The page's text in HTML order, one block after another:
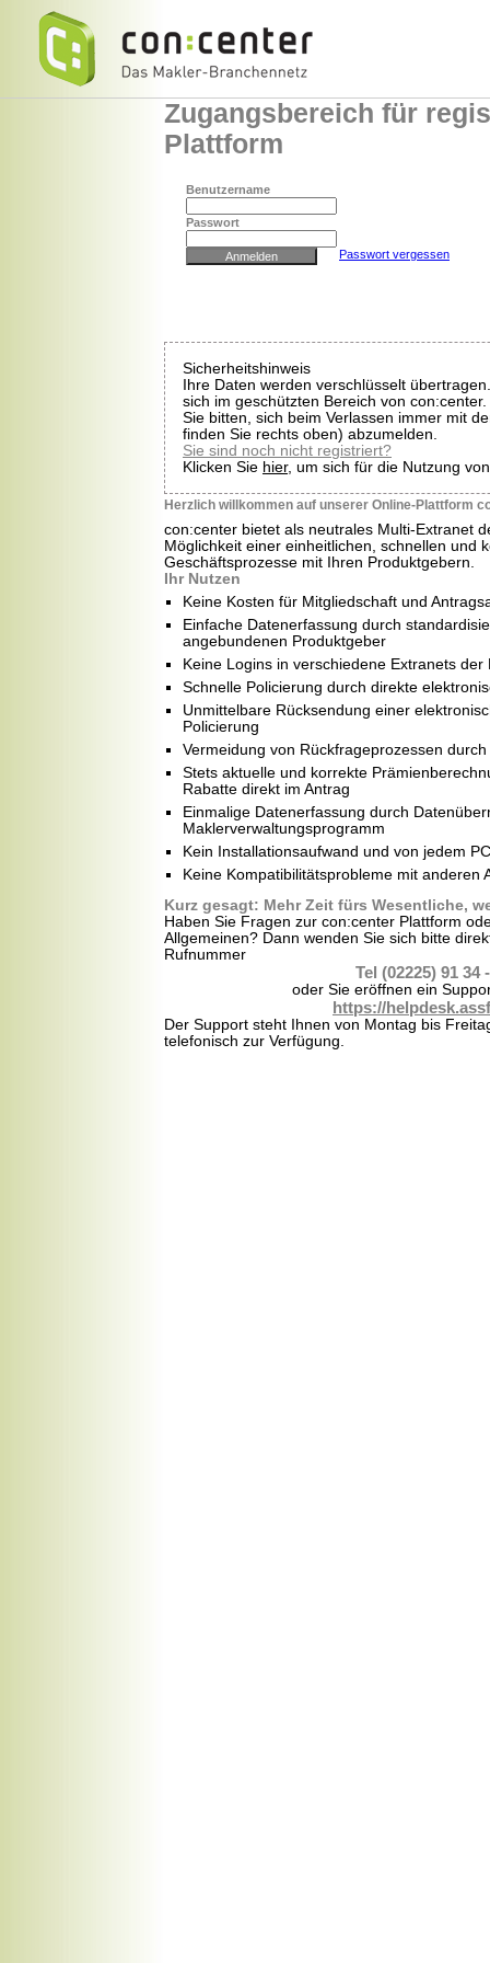
Zugangsbereich für
Plattform
Benutzername
Passwort
Passwort vergessen
Sicherheitshinweis
Ihre Daten werden verschlüsselt
sich im geschützten Bereich von
Sie bitten, sich beim Verlassen immer mit
finden Sie rechts oben) abzumelden.
Sie sind noch nicht registriert?
Klicken Sie hier, um sich für die Nutzung
Herzlich willkommen auf unserer Online-Plattform
con:center bietet als neutrales Multi-Extranet
Möglichkeit einer einheitlichen, schnellen und
Geschäftsprozesse mit Ihren Produktgebern.
Ihr Nutzen
Keine Kosten für Mitgliedschaft und
Einfache Datenerfassung durch
angebundenen Produktgeber
Keine Logins in verschiedene Extranets der
Schnelle Policierung durch direkte
Unmittelbare Rücksendung einer
Policierung
Vermeidung von Rückfrageprozessen
Stets aktuelle und korrekte
Rabatte direkt im Antrag
Einmalige Datenerfassung durch
Maklerverwaltungsprogramm
Kein Installationsaufwand und von jedem
Keine Kompatibilitätsprobleme mit anderen
Kurz gesagt: Mehr Zeit fürs Wesentliche,
Haben Sie Fragen zur con:center Plattform
Allgemeinen? Dann wenden Sie sich bitte
Rufnummer
Tel (02225) 91 34
oder Sie eröffnen ein
https://
Der Support steht Ihnen von Montag bis
telefonisch zur Verfügung.